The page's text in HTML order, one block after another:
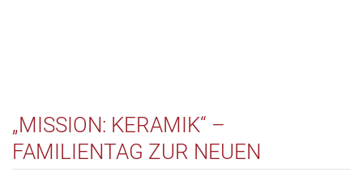
„MISSION: KERAMIK“ –
FAMILIENTAG ZUR NEUEN